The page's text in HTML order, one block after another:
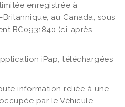
enregistrée à
au Canada, sous
BC0931840 (ci-après
iPap, téléchargées
information reliée à une
par le Véhicule